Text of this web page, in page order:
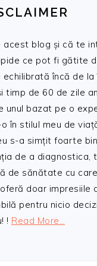
acest blog și că te
ce pot fi gătite
încă de
timp de 60 de zile
unul bazat pe o
în stilul meu de
s-a simțit foarte
de a diagnostica,
de sănătate cu
doar impresiile
pentru nicio
! Read More…